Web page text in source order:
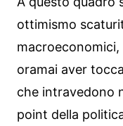
ottimismo
macroeconomici,
oramai aver
che intravedono
point della